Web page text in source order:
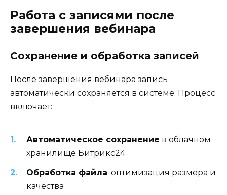
Работа с записями после
завершения вебинара
Сохранение и обработка записей
После завершения вебинара запись
автоматически сохраняется в системе. Процесс
включает:
Автоматическое сохранение в облачном
хранилище Битрикс24
Обработка файла: оптимизация размера и
качества